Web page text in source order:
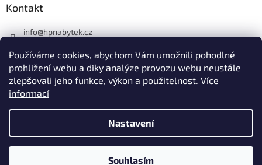
Používáme cookies, abychom Vám umožnili pohodlné
prohlížení webu a díky analýze provozu webu neustále
zlepšovali jeho funkce, výkon a použitelnost. Více
informací
Nastavení
Souhlasím
Kontakt
info@hpnabytek.cz
HP masiv nábytek
hpmasivnabytek
Vytvořil Shoptet
HP nábytek. Všechna práva vyhrazena.